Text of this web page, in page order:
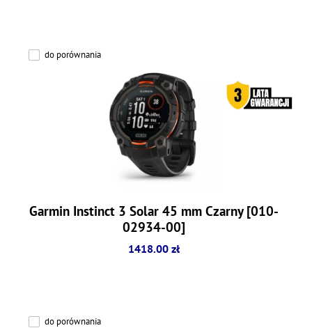
do porównania
Garmin Instinct 3 Solar 45 mm Czarny [010-
02934-00]
1418.00 zł
do porównania